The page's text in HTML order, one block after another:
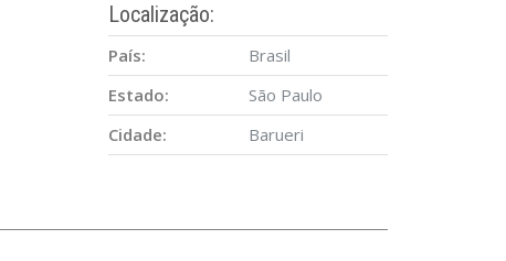
Localização:
País:
Brasil
Estado:
São Paulo
Cidade:
Barueri